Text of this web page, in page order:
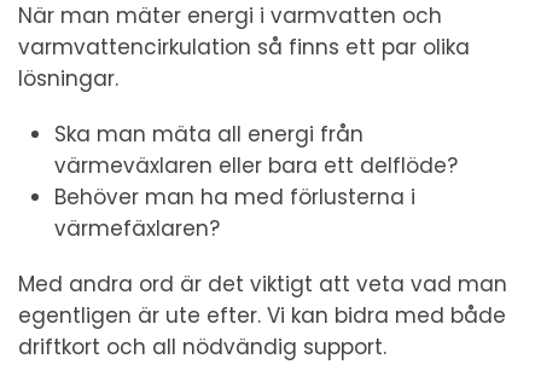
När man mäter energi i varmvatten och
varmvattencirkulation så finns ett par olika
lösningar.
Ska man mäta all energi från
värmeväxlaren eller bara ett delflöde?
Behöver man ha med förlusterna i
värmefäxlaren?
Med andra ord är det viktigt att veta vad man
egentligen är ute efter. Vi kan bidra med både
driftkort och all nödvändig support.